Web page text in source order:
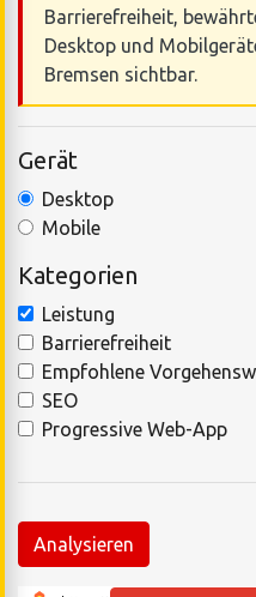
Barrierefreiheit,
Desktop und
Bremsen sichtbar.
Gerät
Desktop
Mobile
Kategorien
Leistung
Barrierefreiheit
Empfohlene
SEO
Progressive Web-App
Analysieren